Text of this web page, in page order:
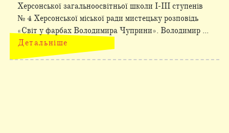
Херсонської загальноосвітньої школи І-ІІІ ступенів
№ 4 Херсонської міської ради мистецьку розповідь
«Світ у фарбах Володимира Чуприни». Володимир ...
Детальніше